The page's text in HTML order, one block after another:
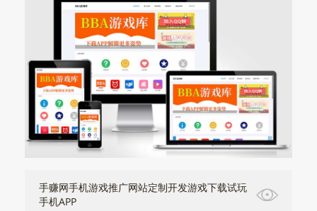
手赚网手机游戏推广网站定制开发游戏下载试玩
手机APP